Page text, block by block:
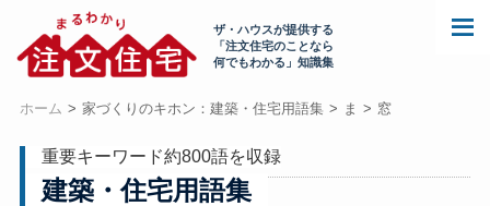
ザ・ハウスが提供する
「注文住宅のことなら
何でもわかる」知識集
ホーム 家づくりのキホン：建築・住宅用語集 ま 窓
重要キーワード約800語を収録
建築・住宅用語集